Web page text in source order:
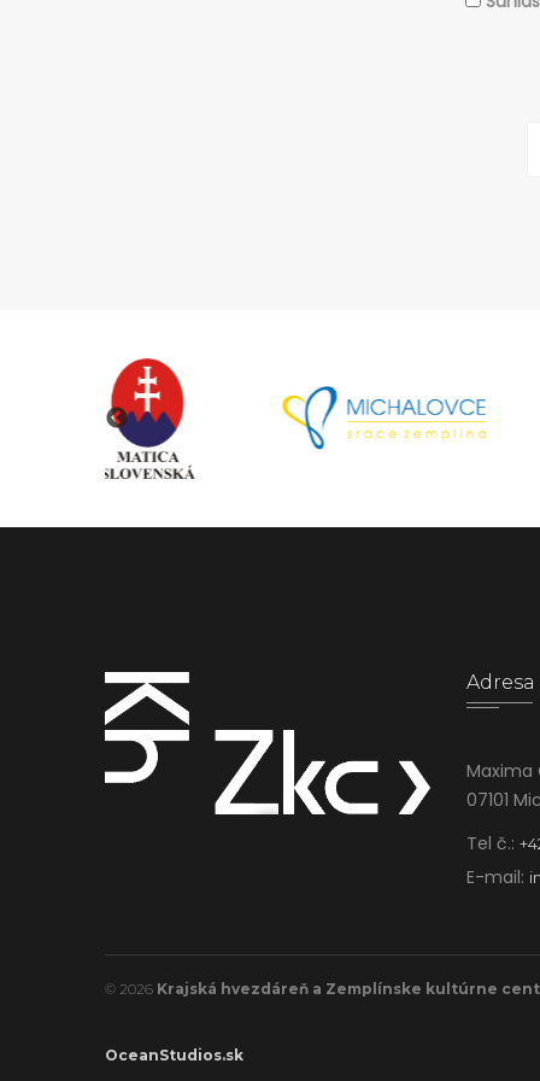
Adresa
Maxima
07101
Tel č.:
E-mail:
© 2026 Krajská hvezdáreň a Zemplínske kultúrne
OceanStudios.sk